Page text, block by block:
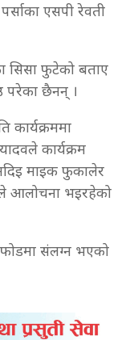
एसपी रेवती
सिसा फुटेको बताए
परेका छैनन् ।
कार्यक्रममा
कार्यक्रम
माइक फुकालेर
आलोचना भइरहेको
संलग्न भएको